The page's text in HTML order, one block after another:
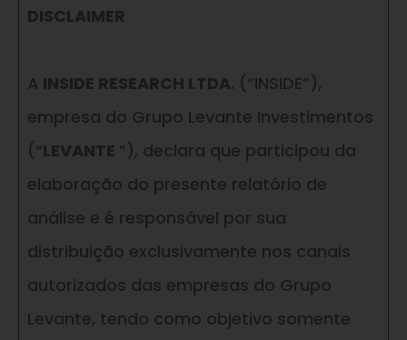
DISCLAIMER
A INSIDE RESEARCH LTDA. (“INSIDE”),
empresa do Grupo Levante Investimentos
(“LEVANTE ”), declara que participou da
elaboração do presente relatório de
análise e é responsável por sua
distribuição exclusivamente nos canais
autorizados das empresas do Grupo
Levante, tendo como objetivo somente